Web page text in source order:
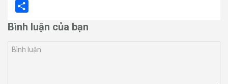
Email
Bình luận của bạn